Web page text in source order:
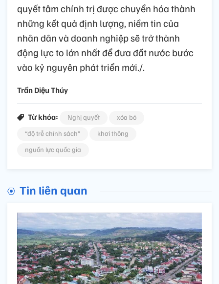
quyết tâm chính trị được chuyển hóa thành
những kết quả định lượng, niềm tin của
nhân dân và doanh nghiệp sẽ trở thành
động lực to lớn nhất để đưa đất nước bước
vào kỷ nguyên phát triển mới./.
Trần Diệu Thúy
Từ khóa: Nghị quyết
xóa bỏ
“độ trễ chính sách”
khơi thông
nguồn lực quốc gia
Tin liên quan